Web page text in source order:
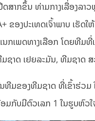
ສາກຂຶ້ນ ທ່າມກາງເລື່ອງລ
ຂອງປະເທດເຈົ້າພາບ ເຮັດ
ກເພດທາງເລືອກ ໂດຍທີມ
າດ ເຢຍລະມັນ, ທີມຊາດ
ນທີມຂອງທີມຊາດ ທີ່ເຂົ້າຮ່
ມກັບມີຕົວເລກ 1 ໃນຮູບຫົວໃ